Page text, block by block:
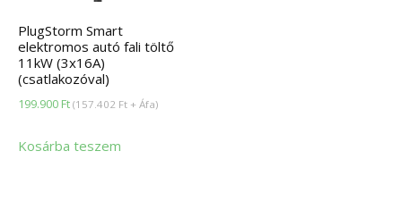
PlugStorm Smart
elektromos autó fali töltő
11kW (3x16A)
(csatlakozóval)
199.900 Ft (157.402 Ft + Áfa)
Kosárba teszem